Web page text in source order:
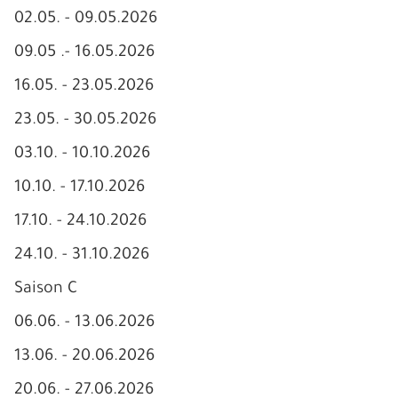
02.05. - 09.05.2026
09.05 .- 16.05.2026
16.05. - 23.05.2026
23.05. - 30.05.2026
03.10. - 10.10.2026
10.10. - 17.10.2026
17.10. - 24.10.2026
24.10. - 31.10.2026
Saison C
06.06. - 13.06.2026
13.06. - 20.06.2026
20.06. - 27.06.2026